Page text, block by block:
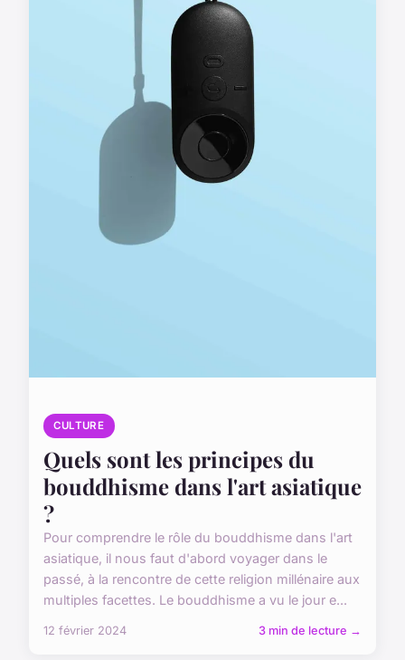
CULTURE
Quels sont les principes du
bouddhisme dans l'art asiatique
?
Pour comprendre le rôle du bouddhisme dans l'art
asiatique, il nous faut d'abord voyager dans le
passé, à la rencontre de cette religion millénaire aux
multiples facettes. Le bouddhisme a vu le jour e...
12 février 2024 3 min de lecture →